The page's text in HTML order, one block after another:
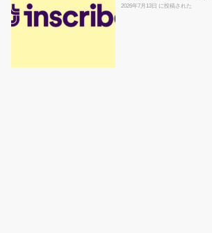
2026年7月13日 に投稿された